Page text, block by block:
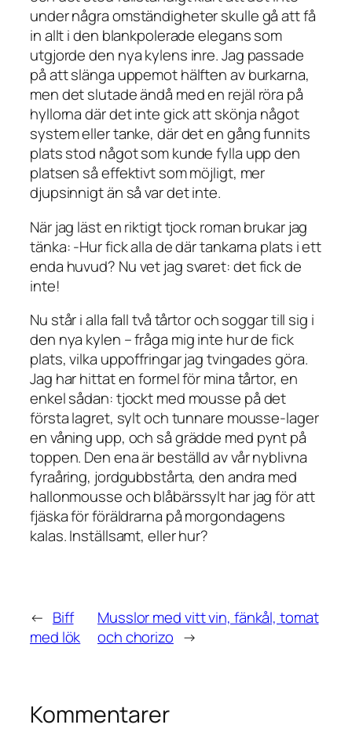
under några omständigheter skulle gå att få
in allt i den blankpolerade elegans som
utgjorde den nya kylens inre. Jag passade
på att slänga uppemot hälften av burkarna,
men det slutade ändå med en rejäl röra på
hyllorna där det inte gick att skönja något
system eller tanke, där det en gång funnits
plats stod något som kunde fylla upp den
platsen så effektivt som möjligt, mer
djupsinnigt än så var det inte.
När jag läst en riktigt tjock roman brukar jag
tänka: -Hur fick alla de där tankarna plats i ett
enda huvud? Nu vet jag svaret:det fick de
inte!
Nu står i alla fall två tårtor och soggar till sig i
den nya kylen – fråga mig inte hur de fick
plats, vilka uppoffringar jag tvingades göra.
Jag har hittat en formel för mina tårtor, en
enkel sådan: tjockt med mousse på det
första lagret, sylt och tunnare mousse-lager
en våning upp, och så grädde med pynt på
toppen. Den ena är beställd av vår nyblivna
fyraåring, jordgubbstårta, den andra med
hallonmousse och blåbärssylt har jag för att
fjäska för föräldrarna på morgondagens
kalas. Inställsamt, eller hur?
← Biff
med lök
Musslor med vitt vin, fänkål, tomat
och chorizo →
Kommentarer